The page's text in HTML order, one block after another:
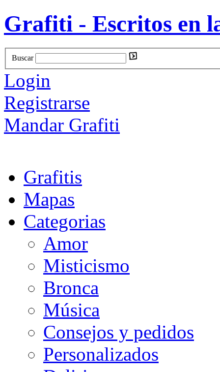
Grafiti - Escritos en
Buscar
Login
Registrarse
Mandar Grafiti
Grafitis
Mapas
Categorias
Amor
Misticismo
Bronca
Música
Consejos y pedidos
Personalizados